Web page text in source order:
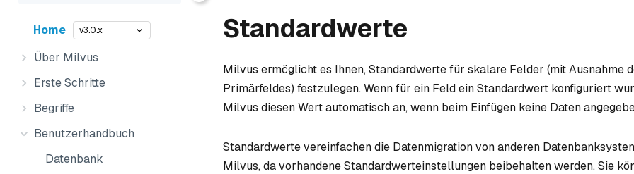
Home v3.0.x
Über Milvus
Erste Schritte
Begriffe
Benutzerhandbuch
Datenbank
Standardwerte
Milvus ermöglicht es Ihnen, Standardwerte für skalare Felder (mit Ausnahme
Primärfeldes) festzulegen. Wenn für ein Feld ein Standardwert konfiguriert
Milvus diesen Wert automatisch an, wenn beim Einfügen keine Daten
Standardwerte vereinfachen die Datenmigration von anderen
Milvus, da vorhandene Standardwerteinstellungen beibehalten werden. Sie